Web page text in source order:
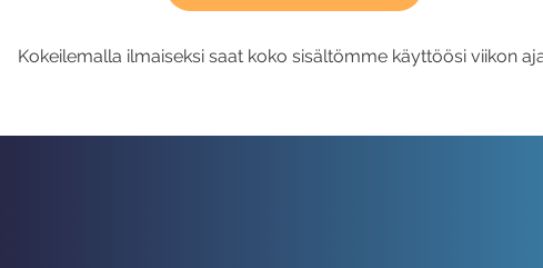
Kokeilemalla ilmaiseksi saat koko sisältömme käyttöösi viikon